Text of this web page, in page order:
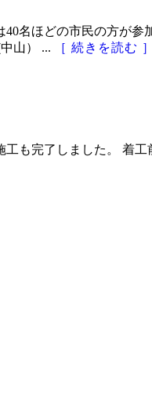
名ほどの市民の方が
山） ...
［ 続きを読む ］
も完了しました。 着